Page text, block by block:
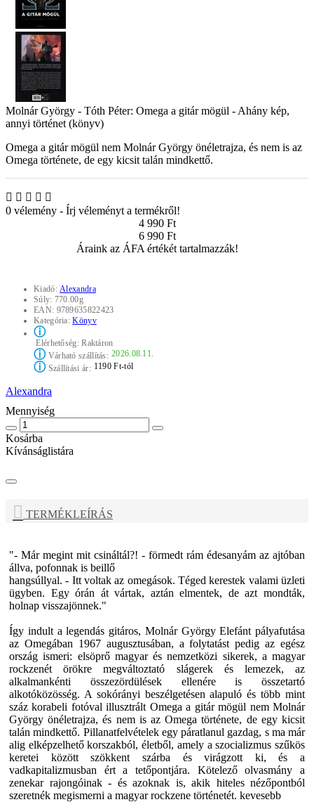
Molnár György - Tóth Péter: Omega a gitár mögül - Ahány kép,
annyi történet (könyv)
Omega a gitár mögül nem Molnár György önéletrajza, és nem is az
Omega története, de egy kicsit talán mindkettő.
0 vélemény - Írj véleményt a termékről!
4 990 Ft
6 990 Ft
Áraink az ÁFA értékét tartalmazzák!
Kiadó:Alexandra
Súly: 770.00g
EAN: 9789635822423
Kategória:Könyv
ⓘ
Elérhetőség:Raktáron
ⓘVárható szállítás: 2026.08.11.
ⓘSzállítási ár: 1190 Ft-tól
Alexandra
Mennyiség
Kosárba
Kívánságlistára
TERMÉKLEÍRÁS
"- Már megint mit csináltál?! - förmedt rám édesanyám az ajtóban
állva, pofonnak is beillő
hangsúllyal. - Itt voltak az omegások. Téged kerestek valami üzleti
ügyben. Egy órán át vártak, aztán elmentek, de azt mondták,
holnap visszajönnek."
Így indult a legendás gitáros, Molnár György Elefánt pályafutása
az Omegában 1967 augusztusában, a folytatást pedig az egész
ország ismeri: elsöprő magyar és nemzetközi sikerek, a magyar
rockzenét örökre megváltoztató slágerek és lemezek, az
alkalmankénti összezördülések ellenére is összetartó
alkotóközösség. A sokórányi beszélgetésen alapuló és több mint
száz korabeli fotóval illusztrált Omega a gitár mögül nem Molnár
György önéletrajza, és nem is az Omega története, de egy kicsit
talán mindkettő. Pillanatfelvételek egy páratlanul gazdag, s ma már
alig elképzelhető korszakból, életből, amely a szocializmus szűkös
keretei között szökkent szárba és virágzott ki, és a
vadkapitalizmusban ért a tetőpontjára. Kötelező olvasmány a
zenekar rajongóinak - és azoknak is, akik hiteles nézőpontból
szeretnék megismerni a magyar rockzene történetét. kevesebb